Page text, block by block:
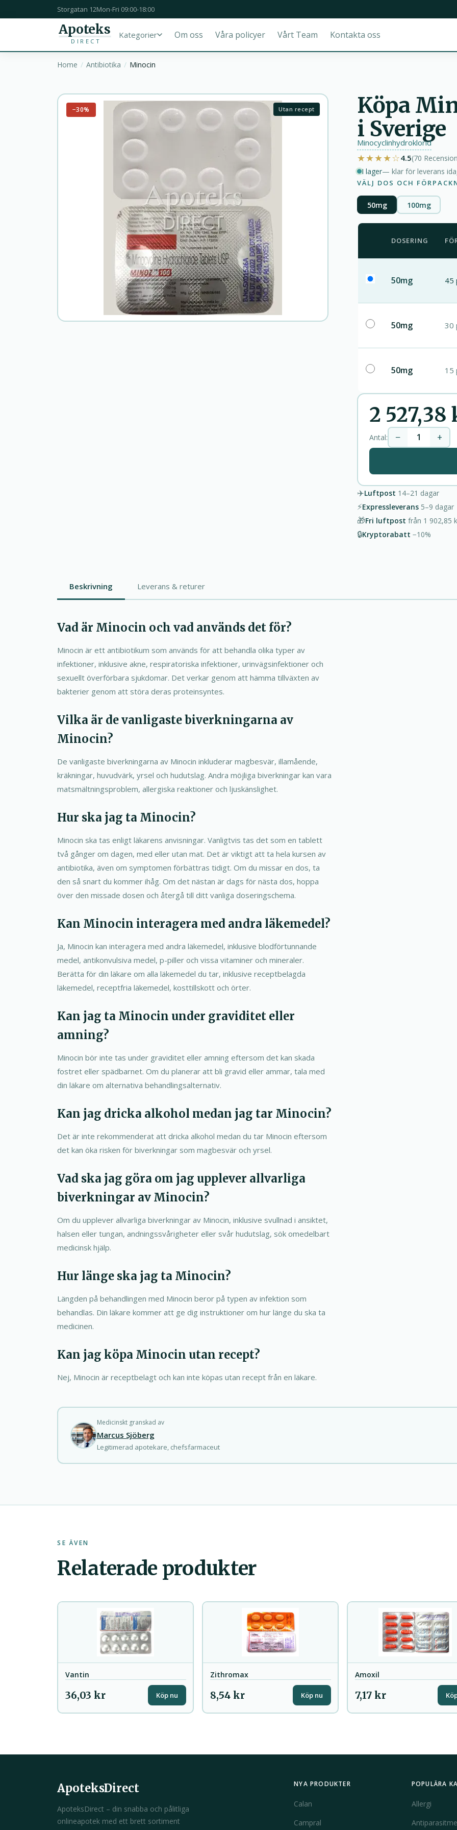
Storgatan 12Mon-Fri 09:00-18:00
Apoteks
DIRECT
Kategorier Om oss Våra policyer Vårt Team Kontakta oss
Home Antibiotika Minocin
−30% Utan recept
Köpa
i Sverige
Minocyclinhydroklorid
★★★★☆4.5(70
I lager— klar för leverans
VÄLJ DOS OCH
50mg 100mg
DOSERING
50mg 45
50mg 30
50mg 15
2 527,38
Antal: − +
✈️Luftpost 14–21 dagar
⚡Expressleverans 5–9 dagar
🎁Fri luftpost från 1 902,85
🔒Kryptorabatt −10%
Beskrivning Leverans & returer
Vad är Minocin och vad används det för?
Minocin är ett antibiotikum som används för att behandla olika typer av
infektioner, inklusive akne, respiratoriska infektioner, urinvägsinfektioner och
sexuellt överförbara sjukdomar. Det verkar genom att hämma tillväxten av
bakterier genom att störa deras proteinsyntes.
Vilka är de vanligaste biverkningarna av
Minocin?
De vanligaste biverkningarna av Minocin inkluderar magbesvär, illamående,
kräkningar, huvudvärk, yrsel och hudutslag. Andra möjliga biverkningar kan vara
matsmältningsproblem, allergiska reaktioner och ljuskänslighet.
Hur ska jag ta Minocin?
Minocin ska tas enligt läkarens anvisningar. Vanligtvis tas det som en tablett
två gånger om dagen, med eller utan mat. Det är viktigt att ta hela kursen av
antibiotika, även om symptomen förbättras tidigt. Om du missar en dos, ta
den så snart du kommer ihåg. Om det nästan är dags för nästa dos, hoppa
över den missade dosen och återgå till ditt vanliga doseringschema.
Kan Minocin interagera med andra läkemedel?
Ja, Minocin kan interagera med andra läkemedel, inklusive blodförtunnande
medel, antikonvulsiva medel, p-piller och vissa vitaminer och mineraler.
Berätta för din läkare om alla läkemedel du tar, inklusive receptbelagda
läkemedel, receptfria läkemedel, kosttillskott och örter.
Kan jag ta Minocin under graviditet eller
amning?
Minocin bör inte tas under graviditet eller amning eftersom det kan skada
fostret eller spädbarnet. Om du planerar att bli gravid eller ammar, tala med
din läkare om alternativa behandlingsalternativ.
Kan jag dricka alkohol medan jag tar Minocin?
Det är inte rekommenderat att dricka alkohol medan du tar Minocin eftersom
det kan öka risken för biverkningar som magbesvär och yrsel.
Vad ska jag göra om jag upplever allvarliga
biverkningar av Minocin?
Om du upplever allvarliga biverkningar av Minocin, inklusive svullnad i ansiktet,
halsen eller tungan, andningssvårigheter eller svår hudutslag, sök omedelbart
medicinsk hjälp.
Hur länge ska jag ta Minocin?
Längden på behandlingen med Minocin beror på typen av infektion som
behandlas. Din läkare kommer att ge dig instruktioner om hur länge du ska ta
medicinen.
Kan jag köpa Minocin utan recept?
Nej, Minocin är receptbelagt och kan inte köpas utan recept från en läkare.
Medicinskt granskad av
Marcus Sjöberg
Legitimerad apotekare, chefsfarmaceut
SE ÄVEN
Relaterade produkter
Vantin
36,03 kr Köp nu
Zithromax
8,54 kr Köp nu
Amoxil
7,17 kr
ApoteksDirect
ApoteksDirect – din snabba och pålitliga
onlineapotek med ett brett sortiment
NYA PRODUKTER
Calan
Campral
POPULÄRA
Allergi